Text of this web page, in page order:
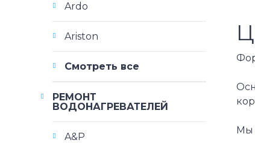
Мы
Ardo
Ariston
Смотреть все
РЕМОНТ
ВОДОНАГРЕВАТЕЛЕЙ
A&P